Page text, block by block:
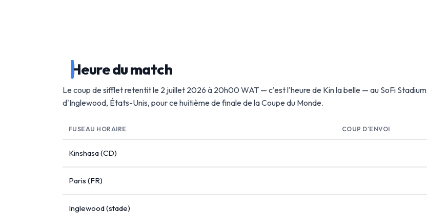
Heure du match
Le coup de sifflet retentit le 2 juillet 2026 à 20h00 WAT — c'est l'heure de Kin la belle — au SoFi Stadium
d'Inglewood, États-Unis, pour ce huitième de finale de la Coupe du Monde.
FUSEAU HORAIRE COUP D'ENVOI
Kinshasa (CD)
Paris (FR)
Inglewood (stade)